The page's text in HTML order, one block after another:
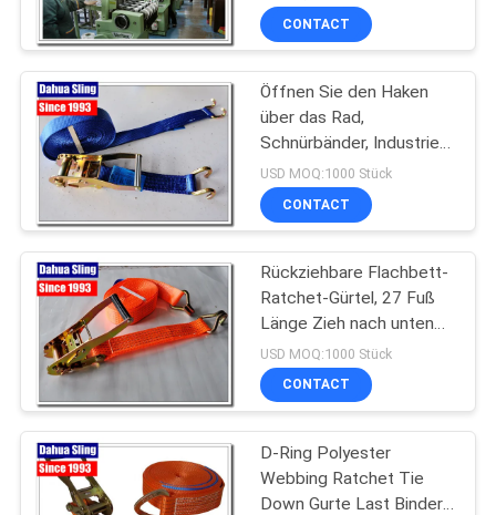
CONTACT
Öffnen Sie den Haken
über das Rad,
Schnürbänder, Industrie-
Ratchet-Bänder 3325
Pfund.
USD MOQ:1000 Stück
CONTACT
Rückziehbare Flachbett-
Ratchet-Gürtel, 27 Fuß
Länge Zieh nach unten
Ratchet-Gürtel
USD MOQ:1000 Stück
CONTACT
D-Ring Polyester
Webbing Ratchet Tie
Down Gurte Last Binder